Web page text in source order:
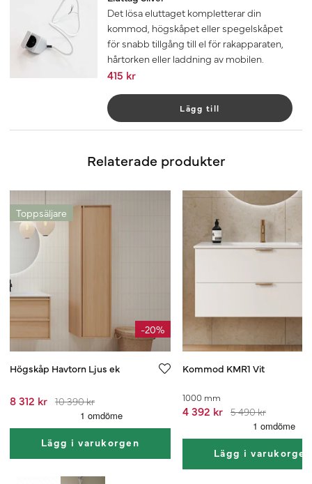
Det lösa eluttaget kompletterar din
kommod, högskåpet eller spegelskåpet
för snabb tillgång till el för rakapparaten,
hårtorken eller laddning av mobilen.
415 kr
Lägg till
Relaterade produkter
Toppsäljare
-20%
Högskåp Havtorn Ljus ek
8 312 kr 10 390 kr
Lägg i varukorgen
Kommod KMR1 Vit
1000 mm
4 392 kr 5 490 kr
Lägg i varukorgen